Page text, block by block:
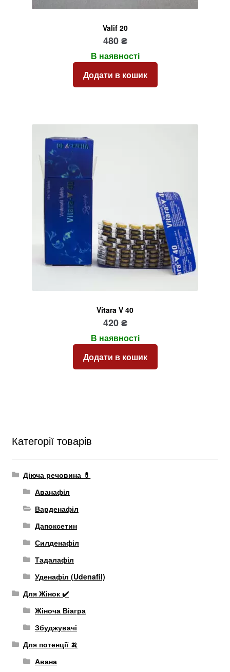
Valif 20
480₴
В наявності
Додати в кошик
Vitara V 40
420₴
В наявності
Додати в кошик
Категорії товарів
Діюча речовина 💊
Аванафіл
Варденафіл
Дапоксетин
Силденафіл
Тадалафіл
Уденафіл (Udenafil)
Для Жінок ✔️
Жіноча Віагра
Збуджувачі
Для потенції 🍌
Авана